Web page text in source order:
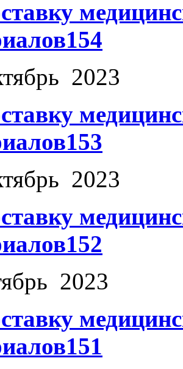
2023
2023
2023